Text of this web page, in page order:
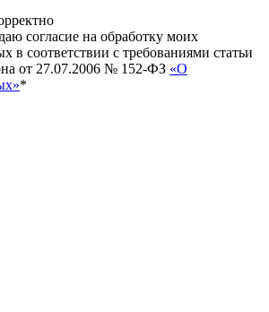
согласие на обработку моих
в соответствии с требованиями статьи
от 27.07.2006 № 152-ФЗ «О
*